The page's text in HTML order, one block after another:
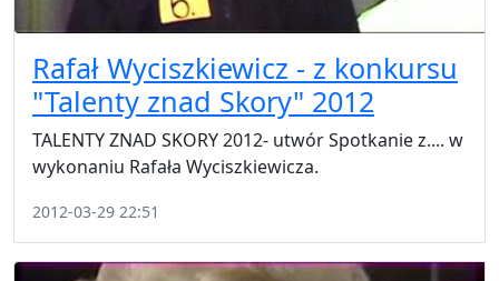
Rafał Wyciszkiewicz - z konkursu
"Talenty znad Skory" 2012
TALENTY ZNAD SKORY 2012- utwór Spotkanie z.... w
wykonaniu Rafała Wyciszkiewicza.
2012-03-29 22:51